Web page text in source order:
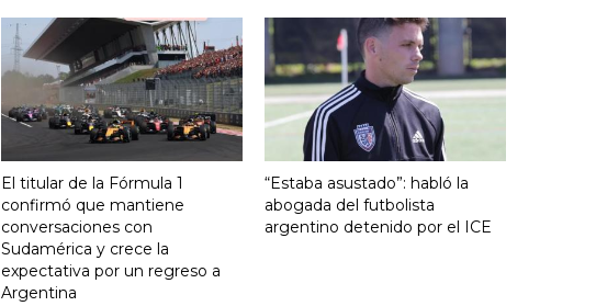
El titular de la Fórmula 1
confirmó que mantiene
conversaciones con
Sudamérica y crece la
expectativa por un regreso a
Argentina
“Estaba asustado”: habló la
abogada del futbolista
argentino detenido por el ICE